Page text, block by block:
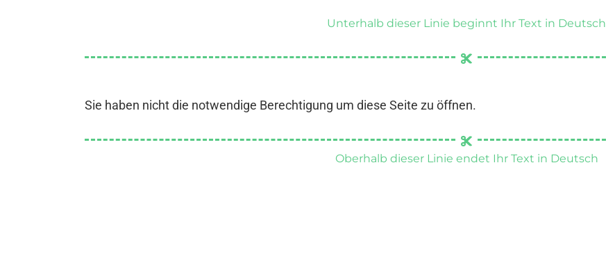
Unterhalb dieser Linie beginnt Ihr Text in Deutsch
Sie haben nicht die notwendige Berechtigung um diese Seite zu öffnen.
Oberhalb dieser Linie endet Ihr Text in Deutsch